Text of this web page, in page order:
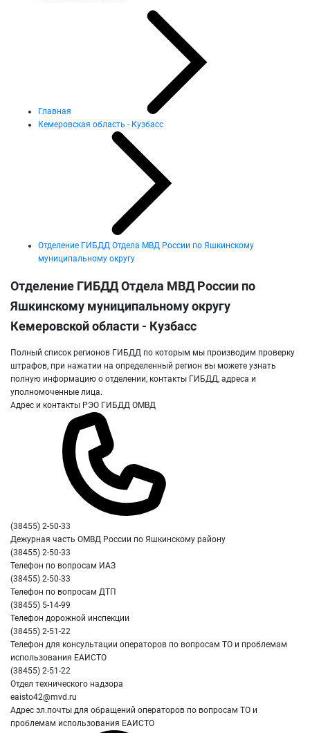
Главная
Кемеровская область - Кузбасс
Отделение ГИБДД Отдела МВД России по Яшкинскому
муниципальному округу
Отделение ГИБДД Отдела МВД России по
Яшкинскому муниципальному округу
Кемеровской области - Кузбасс
Полный список регионов ГИБДД по которым мы производим проверку
штрафов, при нажатии на определенный регион вы можете узнать
полную информацию о отделении, контакты ГИБДД, адреса и
уполномоченные лица.
Адрес и контакты РЭО ГИБДД ОМВД
(38455) 2-50-33
Дежурная часть ОМВД России по Яшкинскому району
(38455) 2-50-33
Телефон по вопросам ИАЗ
(38455) 2-50-33
Телефон по вопросам ДТП
(38455) 5-14-99
Телефон дорожной инспекции
(38455) 2-51-22
Телефон для консультации операторов по вопросам ТО и проблемам
использования ЕАИСТО
(38455) 2-51-22
Отдел технического надзора
eaisto42@mvd.ru
Адрес эл.почты для обращений операторов по вопросам ТО и
проблемам использования ЕАИСТО